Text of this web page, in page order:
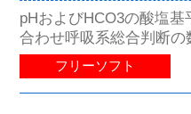
pHおよびHCO3の酸塩
合わせ呼吸系総合判断の
フリーソフト